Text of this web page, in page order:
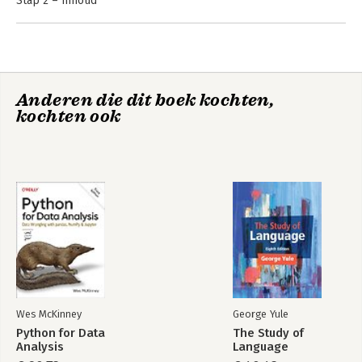
Stap 8 – Zinnen
Stap 9 – Woorden
Literatuurlijst
Illustratieverantwoording
Register
Over de auteurs
Anderen die dit boek kochten,
kochten ook
Wes McKinney
Python for Data
Analysis
George Yule
The Study of
Language